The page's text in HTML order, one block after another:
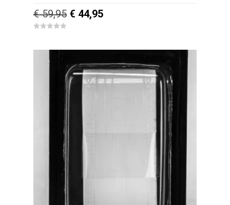
€59,95 Oorspronkelijke
€ 59,95.
€ 44,95Huidige
€ 44,95.